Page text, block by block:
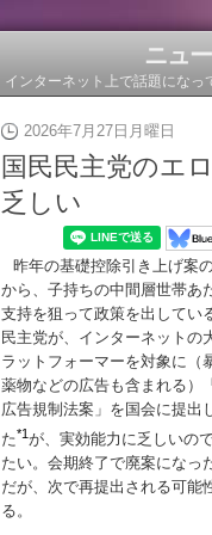
ニュ
インターネット上で話題にな
2026年7月27日月曜日
国民民主党のエ
乏しい
昨年の基礎控除引き上げ案
から、子持ちの中間層世帯あ
支持を狙って政策を出してい
民主党が、インターネットの
ラットフォーマーを対象に（
薬物などの広告も含まれる）
広告規制法案」を国会に提出
た*1が、実効能力に乏しいの
たい。会期終了で廃案になっ
だが、次で再提出される可能
る。